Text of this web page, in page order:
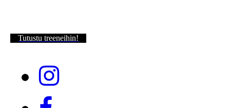
Tutustu treeneihin!